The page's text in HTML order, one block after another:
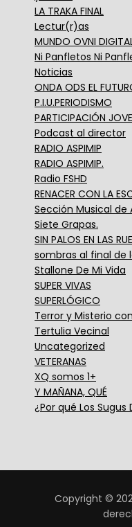
LA TRAKA FINAL
Lectur(r)as
MUNDO OVNI
Ni Panfletos Ni
Noticias
ONDA ODS EL
P.I.U.PERIODISMO
PARTICIPACIÓN
Podcast al director
RADIO ASPIMIP
RADIO ASPIMIP.
Radio FSHD
RENACER CON LA
Sección Musical de
Siete Grapas.
SIN PALOS EN LAS
sombras al final de
Stallone De Mi Vida
SUPER VIVAS
SUPERLÓGICO
Terror y Misterio con
Tertulia Vecinal
Uncategorized
VETERANAS
XQ somos 1+
Y MAÑANA, QUÉ
¿Por qué Los Sugus
Copyright ©